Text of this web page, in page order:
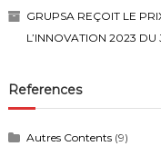
GRUPSA REÇOIT LE
L’INNOVATION 2023
References
Autres Contents(9)